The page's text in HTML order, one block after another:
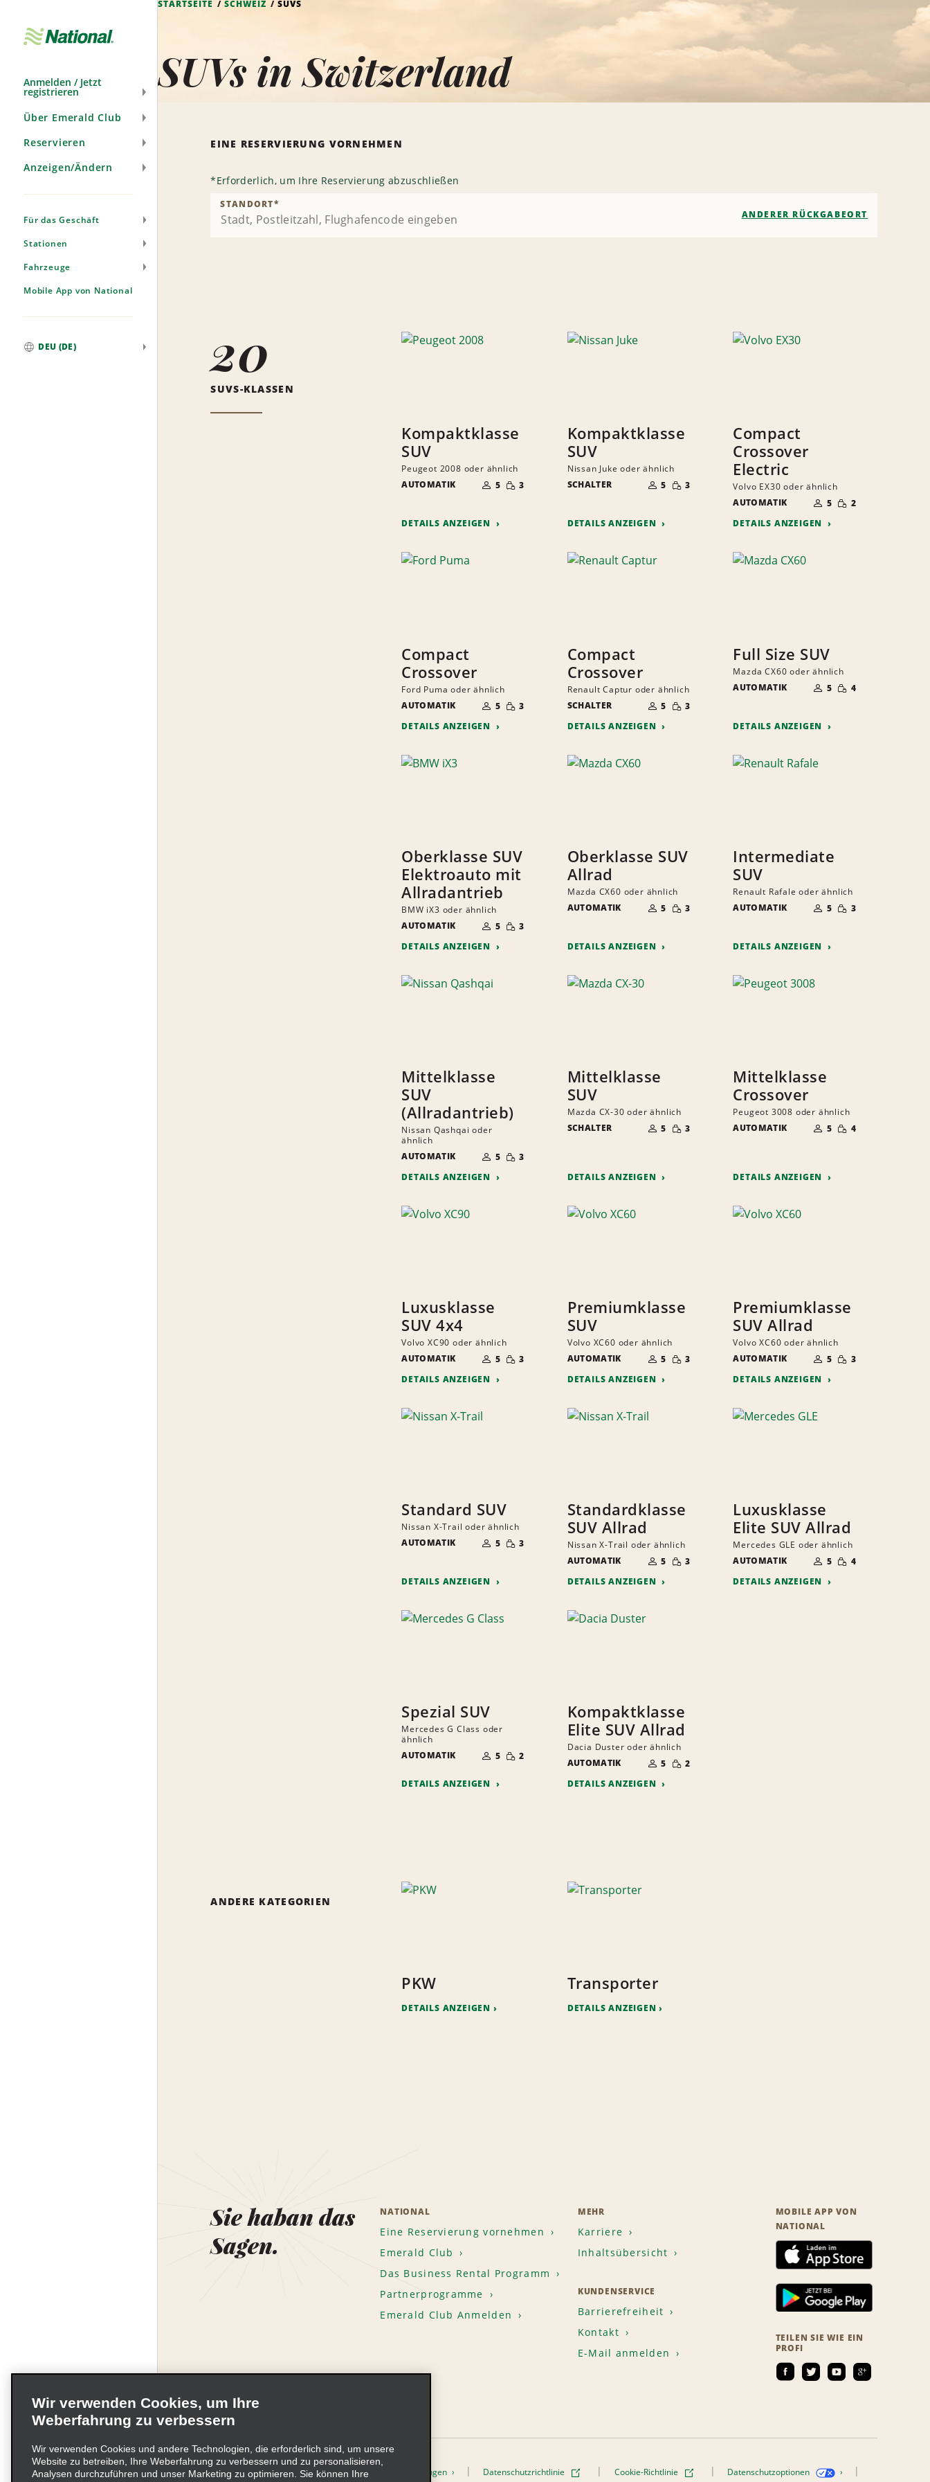
Anmelden / Jetzt
registrieren
Über Emerald Club
Reservieren
Anzeigen/Ändern
Für das Geschäft
Stationen
Fahrzeuge
Mobile App von National
DEU (DE)
STARTSEITE SCHWEIZ SUVS
SUVs in Switzerland
EINE RESERVIERUNG VORNEHMEN
*Erforderlich, um Ihre Reservierung abzuschließen
STANDORT*
ANDERER RÜCKGABEORT
20
SUVS-KLASSEN
Kompaktklasse
SUV
Peugeot 2008 oder ähnlich
AUTOMATIK
DER
MITFAHRER
5 GERINGE
MENGE
3
DETAILS ANZEIGEN
Kompaktklasse
SUV
Nissan Juke oder ähnlich
SCHALTER
DER
MITFAHRER
5 GERINGE
MENGE
3
DETAILS ANZEIGEN
Compact
Crossover
Electric
Volvo EX30 oder ähnlich
AUTOMATIK
DER
MITFAHRER
5 GERINGE
MENGE
2
DETAILS ANZEIGEN
Compact
Crossover
Ford Puma oder ähnlich
AUTOMATIK
DER
MITFAHRER
5 GERINGE
MENGE
3
DETAILS ANZEIGEN
Compact
Crossover
Renault Captur oder ähnlich
SCHALTER
DER
MITFAHRER
5 GERINGE
MENGE
3
DETAILS ANZEIGEN
Full Size SUV
Mazda CX60 oder ähnlich
AUTOMATIK
DER
MITFAHRER
5 GERINGE
MENGE
4
DETAILS ANZEIGEN
Oberklasse SUV
Elektroauto mit
Allradantrieb
BMW iX3 oder ähnlich
AUTOMATIK
DER
MITFAHRER
5 GERINGE
MENGE
3
DETAILS ANZEIGEN
Oberklasse SUV
Allrad
Mazda CX60 oder ähnlich
AUTOMATIK
DER
MITFAHRER
5 GERINGE
MENGE
3
DETAILS ANZEIGEN
Intermediate
SUV
Renault Rafale oder ähnlich
AUTOMATIK
DER
MITFAHRER
5 GERINGE
MENGE
3
DETAILS ANZEIGEN
Mittelklasse
SUV
(Allradantrieb)
Nissan Qashqai oder
ähnlich
AUTOMATIK
DER
MITFAHRER
5 GERINGE
MENGE
3
DETAILS ANZEIGEN
Mittelklasse
SUV
Mazda CX-30 oder ähnlich
SCHALTER
DER
MITFAHRER
5 GERINGE
MENGE
3
DETAILS ANZEIGEN
Mittelklasse
Crossover
Peugeot 3008 oder ähnlich
AUTOMATIK
DER
MITFAHRER
5 GERINGE
MENGE
4
DETAILS ANZEIGEN
Luxusklasse
SUV 4x4
Volvo XC90 oder ähnlich
AUTOMATIK
DER
MITFAHRER
5 GERINGE
MENGE
3
DETAILS ANZEIGEN
Premiumklasse
SUV
Volvo XC60 oder ähnlich
AUTOMATIK
DER
MITFAHRER
5 GERINGE
MENGE
3
DETAILS ANZEIGEN
Premiumklasse
SUV Allrad
Volvo XC60 oder ähnlich
AUTOMATIK
DER
MITFAHRER
5 GERINGE
MENGE
3
DETAILS ANZEIGEN
Standard SUV
Nissan X-Trail oder ähnlich
AUTOMATIK
DER
MITFAHRER
5 GERINGE
MENGE
3
DETAILS ANZEIGEN
Standardklasse
SUV Allrad
Nissan X-Trail oder ähnlich
AUTOMATIK
DER
MITFAHRER
5 GERINGE
MENGE
3
DETAILS ANZEIGEN
Luxusklasse
Elite SUV Allrad
Mercedes GLE oder ähnlich
AUTOMATIK
DER
MITFAHRER
5 GERINGE
MENGE
4
DETAILS ANZEIGEN
Spezial SUV
Mercedes G Class oder
ähnlich
AUTOMATIK
DER
MITFAHRER
5 GERINGE
MENGE
2
DETAILS ANZEIGEN
Kompaktklasse
Elite SUV Allrad
Dacia Duster oder ähnlich
AUTOMATIK
DER
MITFAHRER
5 GERINGE
MENGE
2
DETAILS ANZEIGEN
ANDERE KATEGORIEN
PKW
DETAILS ANZEIGEN
Transporter
DETAILS ANZEIGEN
Sie haban das
Sagen.
NATIONAL
Eine Reservierung vornehmen
Emerald Club
Das Business Rental Programm
Partnerprogramme
Emerald Club Anmelden
MEHR
Karriere
Inhaltsübersicht
KUNDENSERVICE
Barrierefreiheit
Kontakt
E-Mail anmelden
MOBILE APP VON
NATIONAL
TEILEN SIE WIE EIN
PROFI
Unternehmensinformationen Nutzungsbedingungen Datenschutzrichtlinie Cookie-Richtlinie Datenschutzoptionen
Wir verwenden Cookies, um Ihre
Weberfahrung zu verbessern
Wir verwenden Cookies und andere Technologien, die erforderlich sind, um unsere
Website zu betreiben, Ihre Weberfahrung zu verbessern und zu personalisieren,
Analysen durchzuführen und unser Marketing zu optimieren. Sie können Ihre